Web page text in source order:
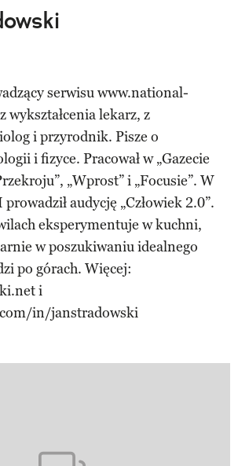
on Instagram
serwisu www.national-
wykształcenia lekarz, z
i przyrodnik. Pisze o
i fizyce. Pracował w „Gazecie
„Wprost” i „Focusie”. W
audycję „Człowiek 2.0”.
eksperymentuje w kuchni,
w poszukiwaniu idealnego
po górach. Więcej:
i
in/janstradowski